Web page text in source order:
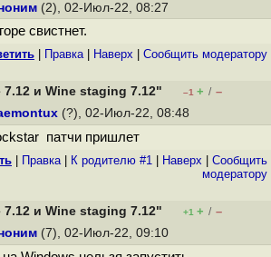
(2), 02-Июл-22, 08:27
свистнет.
Правка| Наверх Cообщить модератору
и Wine staging 7.12" –1 + / –
(?), 02-Июл-22, 08:48
патчи пришлет
Правка| К родителю #1 Наверх
Cообщить
модератору
и Wine staging 7.12" +1 + / –
(7), 02-Июл-22, 09:10